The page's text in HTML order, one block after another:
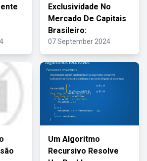
Exclusividade No
Mercado De Capitais
Brasileiro:
07 September 2024
Um Algoritmo
Recursivo Resolve